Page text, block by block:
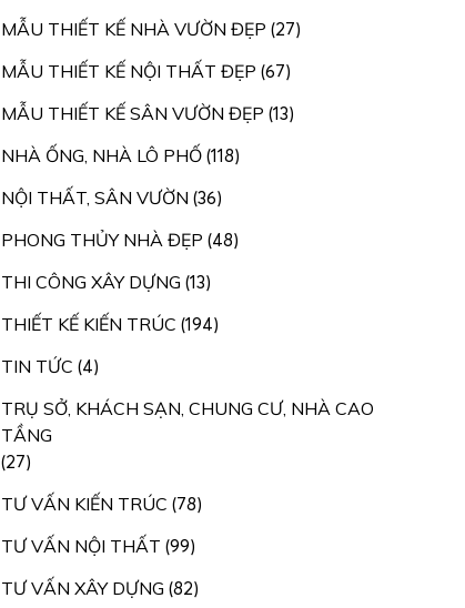
MẪU THIẾT KẾ NHÀ VƯỜN ĐẸP (27)
MẪU THIẾT KẾ NỘI THẤT ĐẸP (67)
MẪU THIẾT KẾ SÂN VƯỜN ĐẸP (13)
NHÀ ỐNG, NHÀ LÔ PHỐ (118)
NỘI THẤT, SÂN VƯỜN (36)
PHONG THỦY NHÀ ĐẸP (48)
THI CÔNG XÂY DỰNG (13)
THIẾT KẾ KIẾN TRÚC (194)
TIN TỨC (4)
TRỤ SỞ, KHÁCH SẠN, CHUNG CƯ, NHÀ CAO
TẦNG
(27)
TƯ VẤN KIẾN TRÚC (78)
TƯ VẤN NỘI THẤT (99)
TƯ VẤN XÂY DỰNG (82)